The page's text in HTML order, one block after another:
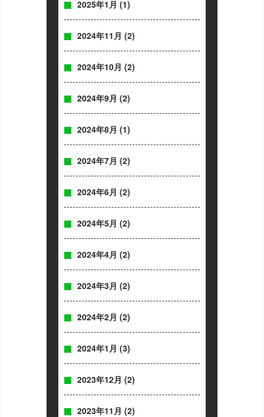
2025年1月 (1)
2024年11月 (2)
2024年10月 (2)
2024年9月 (2)
2024年8月 (1)
2024年7月 (2)
2024年6月 (2)
2024年5月 (2)
2024年4月 (2)
2024年3月 (2)
2024年2月 (2)
2024年1月 (3)
2023年12月 (2)
2023年11月 (2)